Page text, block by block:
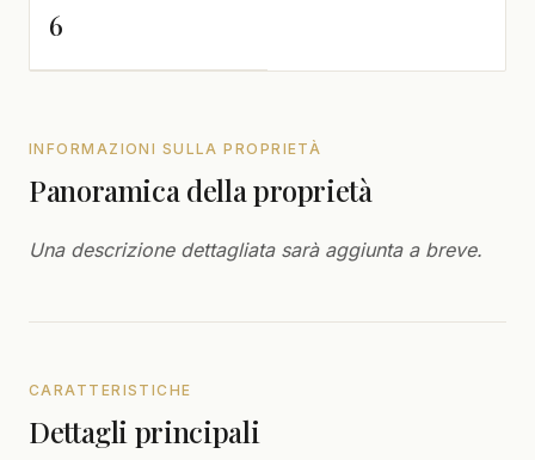
6
INFORMAZIONI SULLA PROPRIETÀ
Panoramica della proprietà
Una descrizione dettagliata sarà aggiunta a breve.
CARATTERISTICHE
Dettagli principali